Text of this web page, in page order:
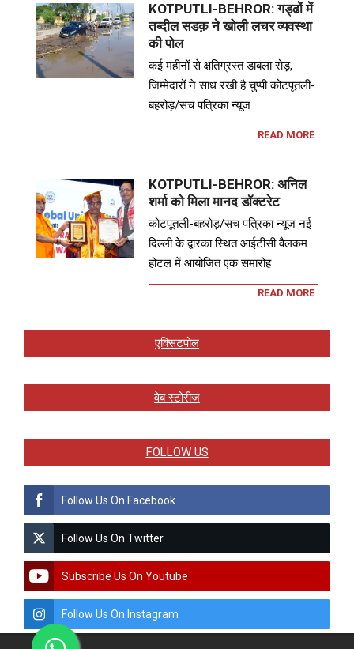
KOTPUTLI-BEHROR: गड्ढों में
तब्दील सडक़ ने खोली लचर व्यवस्था
की पोल
कई महीनों से क्षतिग्रस्त डाबला रोड़,
जिम्मेदारों ने साध रखी है चुप्पी कोटपूतली-
बहरोड़/सच पत्रिका न्यूज
READ MORE
KOTPUTLI-BEHROR: अनिल
शर्मा को मिला मानद डॉक्टरेट
कोटपूतली-बहरोड़/सच पत्रिका न्यूज नई
दिल्ली के द्वारका स्थित आईटीसी वैलकम
होटल में आयोजित एक समारोह
READ MORE
एक्सिटपोल
वेब स्टोरीज
FOLLOW US
Follow Us On Facebook
Follow Us On Twitter
Subscribe Us On Youtube
Follow Us On Instagram